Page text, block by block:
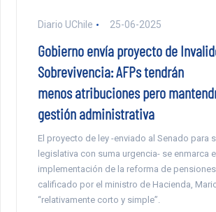
Diario UChile 25-06-2025
Gobierno envía proyecto de
Sobrevivencia: AFPs tendrán
menos atribuciones pero
gestión administrativa
El proyecto de ley -enviado al Senado para
legislativa con suma urgencia- se enmarca
implementación de la reforma de
calificado por el ministro de Hacienda,
“relativamente corto y simple”.